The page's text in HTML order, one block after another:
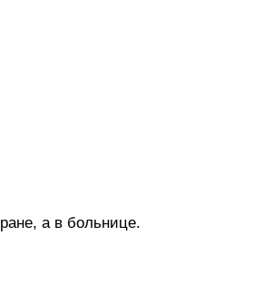
а в больнице.